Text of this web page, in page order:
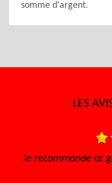
somme d'argent.
LES
garage sérieux et prix